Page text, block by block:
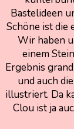
Bastelideen
Schöne ist die
Wir haben
einem
Ergebnis
und auch
illustriert. Da
Clou ist ja